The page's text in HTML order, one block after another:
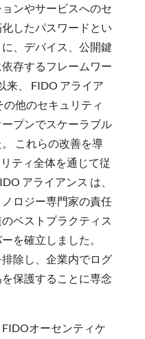
ンやサービスへのセ
したパスワードとい
、デバイス、公開鍵
存するフレームワー
来、 FIDO アライア
他のセキュリティ
プンでスケーラブル
これらの改善を導
ティ全体を通じて従
アライアンス は、
ロジー専門家の責任
ベストプラクティス
を確立しました。
除し、企業内でログ
保護することに専念
オーセンティケ